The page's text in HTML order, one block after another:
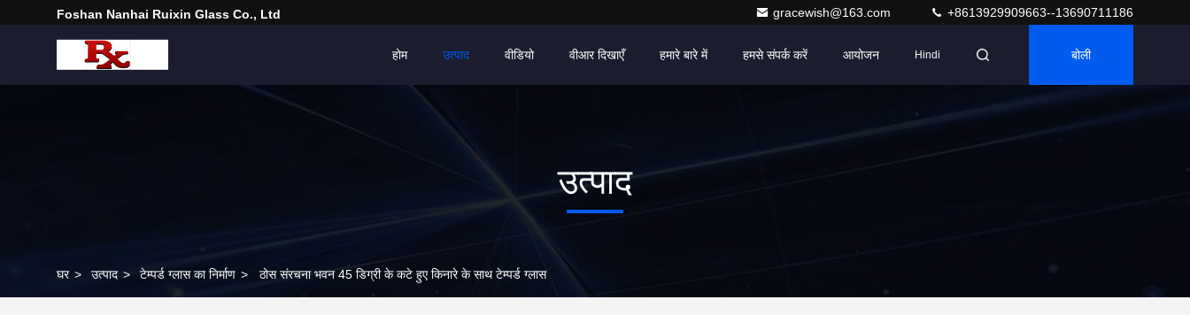
Foshan Nanhai Ruixin Glass Co., Ltd gracewish@163.com +8613929909663--13690711186
होम उत्पाद वीडियो वीआर दिखाएँ हमारे बारे में हमसे संपर्क करें आयोजन Hindi बोली
उत्पाद
घर > उत्पाद > टेम्पर्ड ग्लास का निर्माण > ठोस संरचना भवन 45 डिग्री के कटे हुए किनारे के साथ टेम्पर्ड ग्लास